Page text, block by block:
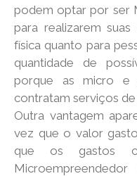
podem optar por ser
para realizarem
física quanto para
quantidade de
porque as micro e
contratam serviços
Outra vantagem
vez que o valor
que os gastos